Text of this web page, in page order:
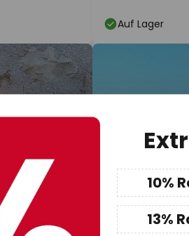
Auf Lager
10%
13%